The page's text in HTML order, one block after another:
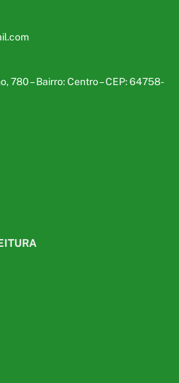
780 – Bairro: Centro – CEP: 64758-